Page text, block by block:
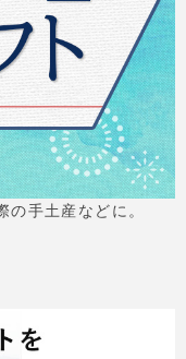
手土産などに。